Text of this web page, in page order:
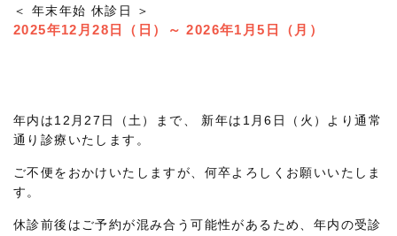
＜ 年末年始 休診日 ＞
2025年12月28日（日）～ 2026年1月5日（月）
年内は12月27日（土）まで、 新年は1月6日（火）より通常
通り診療いたします。
ご不便をおかけいたしますが、何卒よろしくお願いいたしま
す。
休診前後はご予約が混み合う可能性があるため、年内の受診